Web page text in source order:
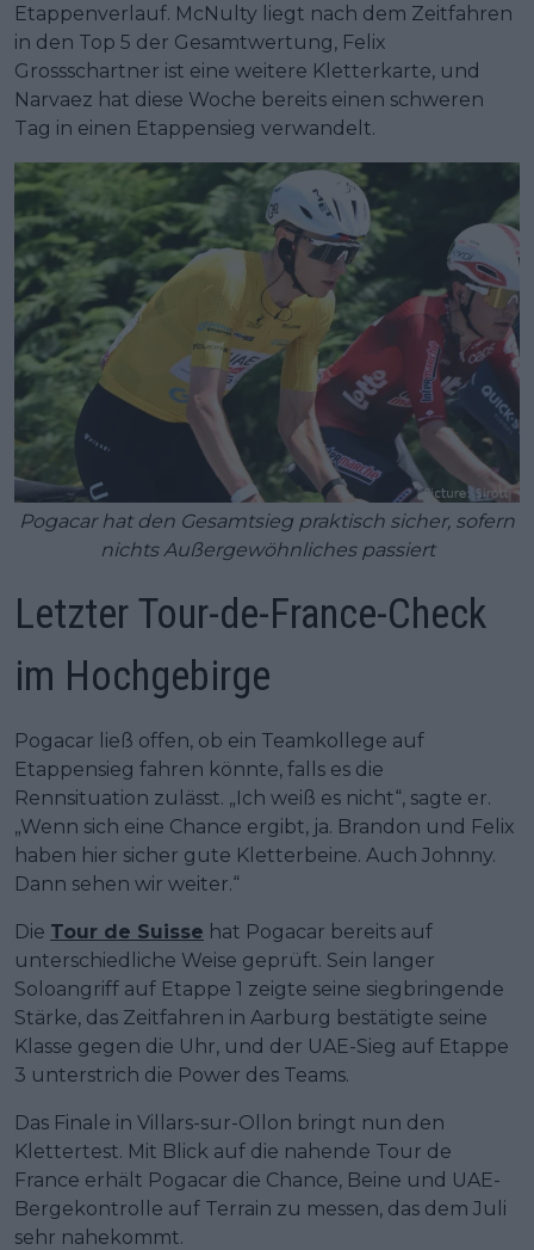
Etappenverlauf. McNulty liegt nach dem Zeitfahren
in den Top 5 der Gesamtwertung, Felix
Grossschartner ist eine weitere Kletterkarte, und
Narvaez hat diese Woche bereits einen schweren
Tag in einen Etappensieg verwandelt.
Pogacar hat den Gesamtsieg praktisch sicher, sofern
nichts Außergewöhnliches passiert
Letzter Tour-de-France-Check
im Hochgebirge
Pogacar ließ offen, ob ein Teamkollege auf
Etappensieg fahren könnte, falls es die
Rennsituation zulässt. „Ich weiß es nicht“, sagte er.
„Wenn sich eine Chance ergibt, ja. Brandon und Felix
haben hier sicher gute Kletterbeine. Auch Johnny.
Dann sehen wir weiter.“
Die Tour de Suisse hat Pogacar bereits auf
unterschiedliche Weise geprüft. Sein langer
Soloangriff auf Etappe 1 zeigte seine siegbringende
Stärke, das Zeitfahren in Aarburg bestätigte seine
Klasse gegen die Uhr, und der UAE-Sieg auf Etappe
3 unterstrich die Power des Teams.
Das Finale in Villars-sur-Ollon bringt nun den
Klettertest. Mit Blick auf die nahende Tour de
France erhält Pogacar die Chance, Beine und UAE-
Bergekontrolle auf Terrain zu messen, das dem Juli
sehr nahekommt.